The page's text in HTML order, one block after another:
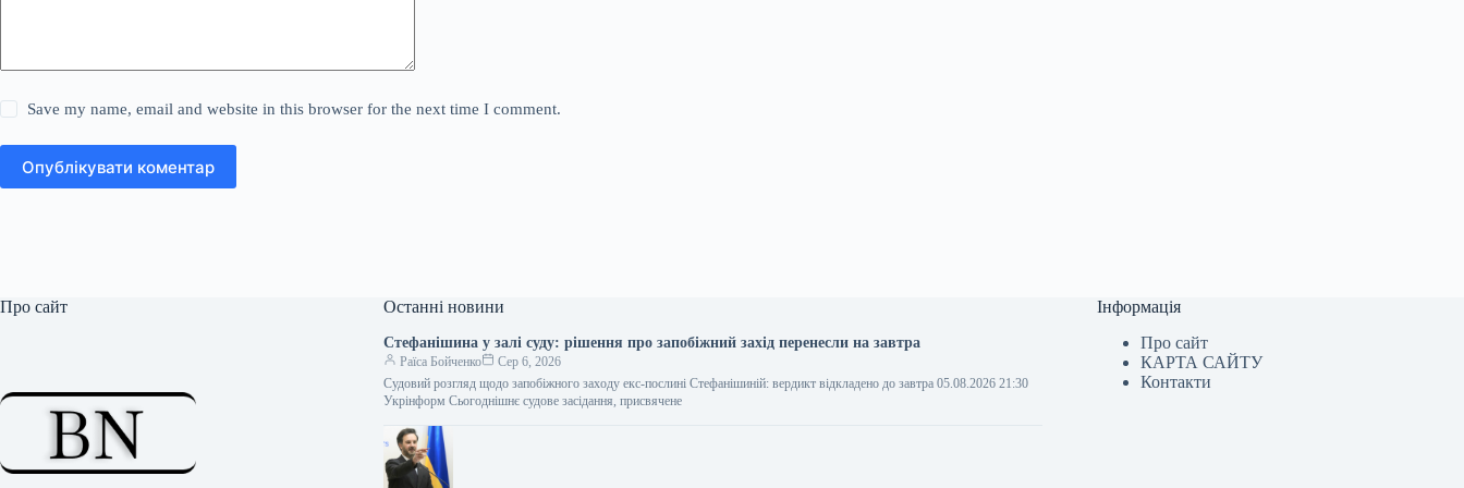
Save my name, email and website in this browser for the next time I comment.
Опублікувати коментар
Про сайт Останні новини
Стефанішина у залі суду: рішення про запобіжний захід перенесли на завтра
Раїса Бойченко
Сер 6, 2026
Судовий розгляд щодо запобіжного заходу екс-послині Стефанішиній: вердикт відкладено до завтра 05.08.2026 21:30
Укрінформ Сьогоднішнє судове засідання, присвячене
Інформація
Про сайт
КАРТА САЙТУ
Контакти